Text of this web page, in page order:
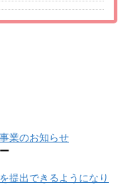
業のお知らせ
提出できるようになり